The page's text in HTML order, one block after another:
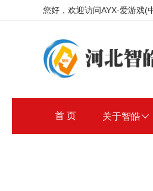
您好，欢迎访问AYX·爱游戏(
首 页 关于智皓